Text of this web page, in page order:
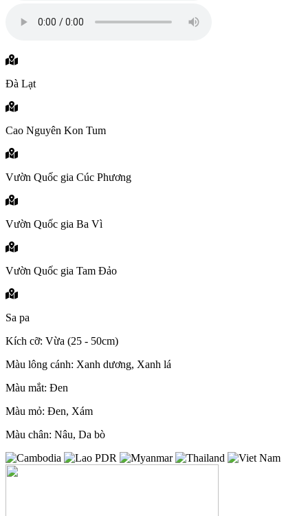
Đà Lạt
Cao Nguyên Kon Tum
Vườn Quốc gia Cúc Phương
Vườn Quốc gia Ba Vì
Vườn Quốc gia Tam Đảo
Sa pa
Kích cỡ: Vừa (25 - 50cm)
Màu lông cánh: Xanh dương, Xanh lá
Màu mắt: Đen
Màu mỏ: Đen, Xám
Màu chân: Nâu, Da bò